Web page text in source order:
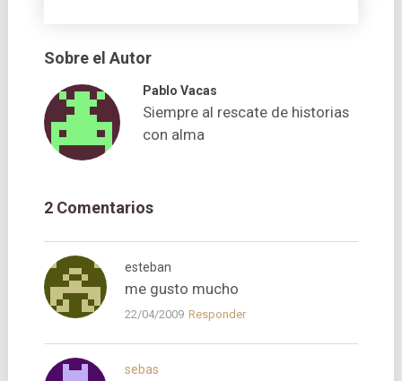
Sobre el Autor
Pablo Vacas
Siempre al rescate de historias
con alma
2 Comentarios
esteban
me gusto mucho
22/04/2009 Responder
sebas